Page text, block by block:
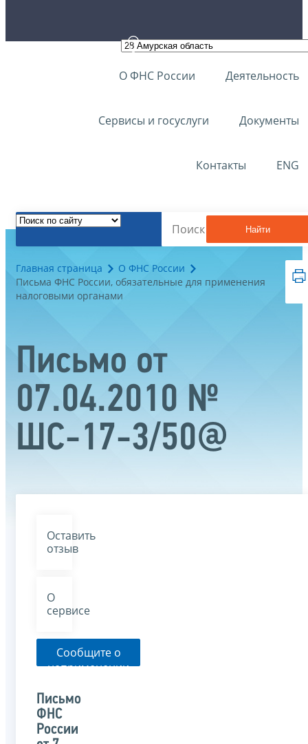
О ФНС России Деятельность
Сервисы и госуслуги Документы
Контакты ENG
Найти
Главная страница
О ФНС России
Письма ФНС России, обязательные для применения
налоговыми органами
Письмо от
07.04.2010 №
ШС-17-3/50@
Оставить
отзыв
О
сервисе
Сообщите о
неприменении
органом
указанного
письма
Письмо
ФНС
России